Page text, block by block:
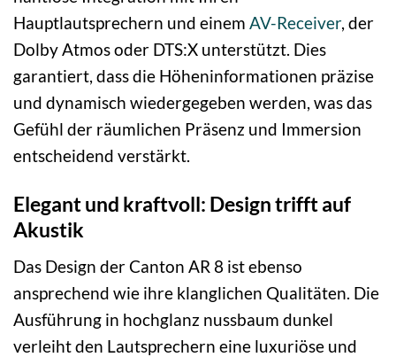
Hauptlautsprechern und einem AV-Receiver, der
Dolby Atmos oder DTS:X unterstützt. Dies
garantiert, dass die Höheninformationen präzise
und dynamisch wiedergegeben werden, was das
Gefühl der räumlichen Präsenz und Immersion
entscheidend verstärkt.
Elegant und kraftvoll: Design trifft auf
Akustik
Das Design der Canton AR 8 ist ebenso
ansprechend wie ihre klanglichen Qualitäten. Die
Ausführung in hochglanz nussbaum dunkel
verleiht den Lautsprechern eine luxuriöse und